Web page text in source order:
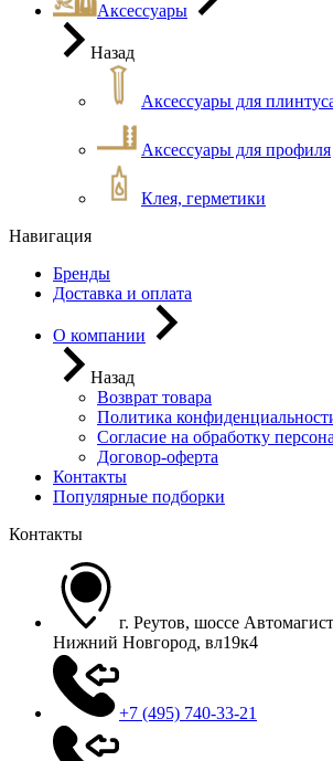
Аксессуары
Назад
Аксессуары для
Аксессуары для профиля
Клея, герметики
Навигация
Бренды
Доставка и оплата
О компании
Назад
Возврат товара
Политика
Согласие на обработку
Договор-оферта
Контакты
Популярные подборки
Контакты
г. Реутов, шоссе
Нижний Новгород, вл19к4
+7 (495) 740-33-21